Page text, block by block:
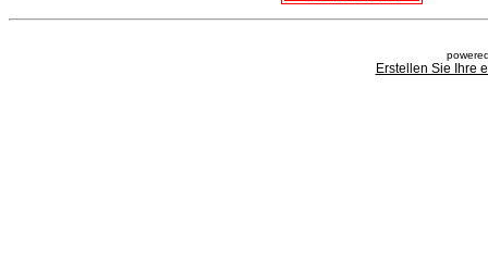
Erstellen Sie Ihre